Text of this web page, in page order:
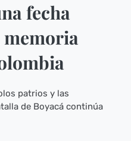
fecha
memoria
patrios y las
de Boyacá continúa